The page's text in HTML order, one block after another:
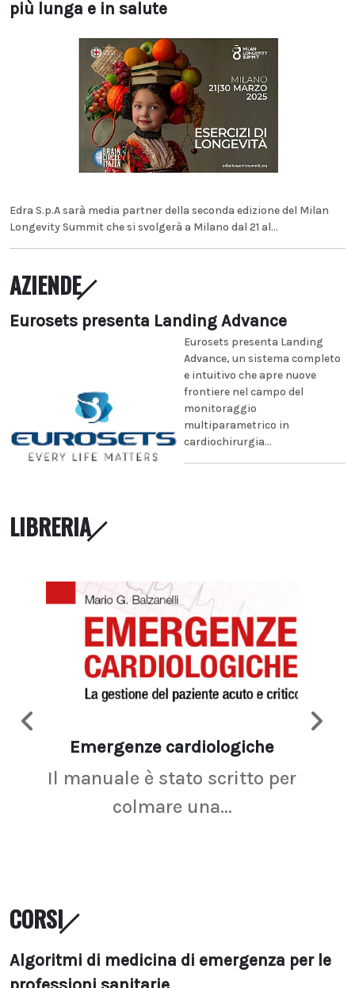
più lunga e in salute
Edra S.p.A sarà media partner della seconda edizione del Milan
Longevity Summit che si svolgerà a Milano dal 21 al...
AZIENDE
Eurosets presenta Landing Advance
Eurosets presenta Landing
Advance, un sistema completo
e intuitivo che apre nuove
frontiere nel campo del
monitoraggio
multiparametrico in
cardiochirurgia...
LIBRERIA
Emergenze cardiologiche
Il manuale è stato scritto per
colmare una...
CORSI
Algoritmi di medicina di emergenza per le